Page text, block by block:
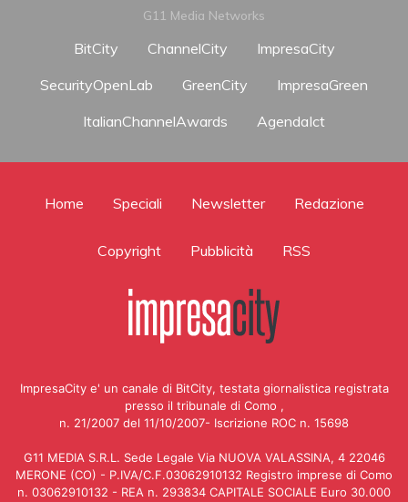
G11 Media Networks
BitCity ChannelCity
ImpresaCity
SecurityOpenLab
GreenCity
ImpresaGreen
ItalianChannelAwards
AgendaIct
Home Speciali Newsletter Redazione
Copyright Pubblicità RSS
ImpresaCity e' un canale di BitCity, testata giornalistica registrata
presso il tribunale di Como ,
n. 21/2007 del 11/10/2007- Iscrizione ROC n. 15698
G11 MEDIA S.R.L. Sede Legale Via NUOVA VALASSINA, 4 22046
MERONE (CO) - P.IVA/C.F.03062910132 Registro imprese di Como
n. 03062910132 - REA n. 293834 CAPITALE SOCIALE Euro 30.000